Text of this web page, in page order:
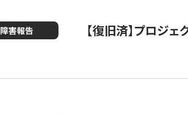
障害報告 【復旧済】プロジ